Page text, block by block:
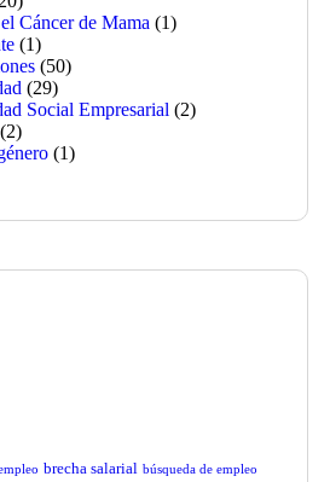
Cáncer de Mama (1)
(1)
(50)
(29)
Social Empresarial (2)
(2)
(1)
brecha salarial búsqueda de empleo